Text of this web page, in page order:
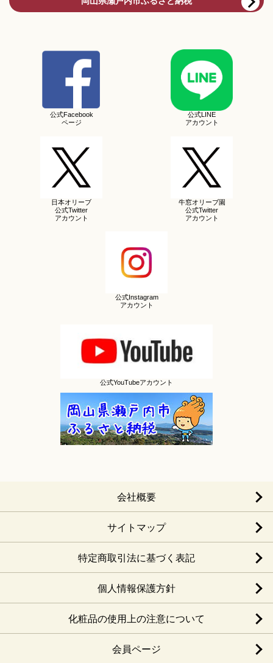
公式Facebook
ページ
公式LINE
アカウント
日本オリーブ
公式Twitter
アカウント
牛窓オリーブ園
公式Twitter
アカウント
公式Instagram
アカウント
公式YouTubeアカウント
会社概要
サイトマップ
特定商取引法に基づく表記
個人情報保護方針
化粧品の使用上の注意について
会員ページ